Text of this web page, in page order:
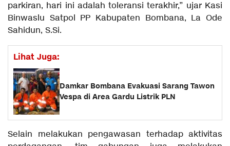
parkiran, hari ini adalah toleransi terakhir,” ujar Kasi
Binwaslu Satpol PP Kabupaten Bombana, La Ode
Sahidun, S.Si.
Lihat Juga:
Damkar Bombana Evakuasi Sarang Tawon
Vespa di Area Gardu Listrik PLN
Selain melakukan pengawasan terhadap aktivitas